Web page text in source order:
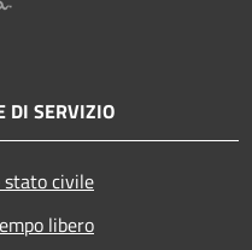
DI SERVIZIO
stato civile
libero